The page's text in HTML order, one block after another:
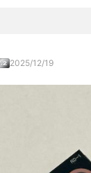
2025/12/19